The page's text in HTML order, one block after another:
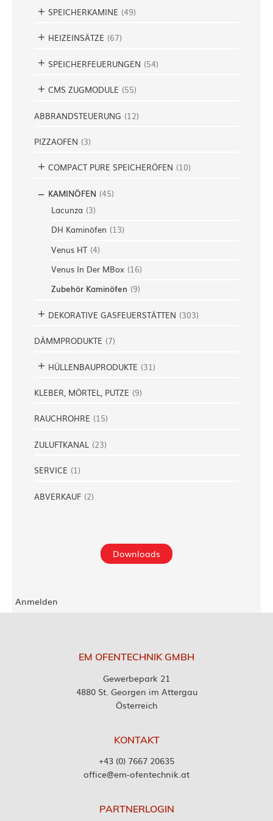
SPEICHERKAMINE (49)
HEIZEINSÄTZE (67)
SPEICHERFEUERUNGEN (54)
CMS ZUGMODULE (55)
ABBRANDSTEUERUNG (12)
PIZZAOFEN (3)
COMPACT PURE SPEICHERÖFEN (10)
KAMINÖFEN (45)
Lacunza (3)
DH Kaminöfen (13)
Venus HT (4)
Venus In Der MBox (16)
Zubehör Kaminöfen (9)
DEKORATIVE GASFEUERSTÄTTEN (303)
DÄMMPRODUKTE (7)
HÜLLENBAUPRODUKTE (31)
KLEBER, MÖRTEL, PUTZE (9)
RAUCHROHRE (15)
ZULUFTKANAL (23)
SERVICE (1)
ABVERKAUF (2)
Downloads
Anmelden
EM OFENTECHNIK GMBH
Gewerbepark 21
4880 St. Georgen im Attergau
Österreich
KONTAKT
+43 (0) 7667 20635
office@em-ofentechnik.at
PARTNERLOGIN